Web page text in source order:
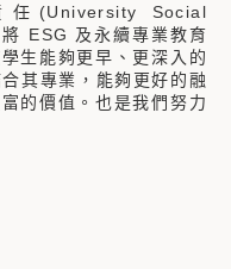
(University Social
ESG 及永續專業教育
生能夠更早、更深入的
其專業，能夠更好的融
的價值。也是我們努力